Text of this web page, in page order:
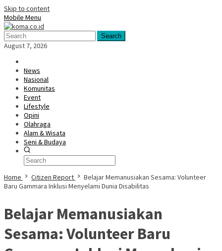
Skip to content
Mobile Menu
Search
August 7, 2026
News
Nasional
Komunitas
Event
Lifestyle
Opini
Olahraga
Alam & Wisata
Seni & Budaya
Home Citizen Report
Belajar Memanusiakan Sesama: Volunteer
Baru Gammara Inklusi Menyelami Dunia Disabilitas
Belajar Memanusiakan
Sesama: Volunteer Baru